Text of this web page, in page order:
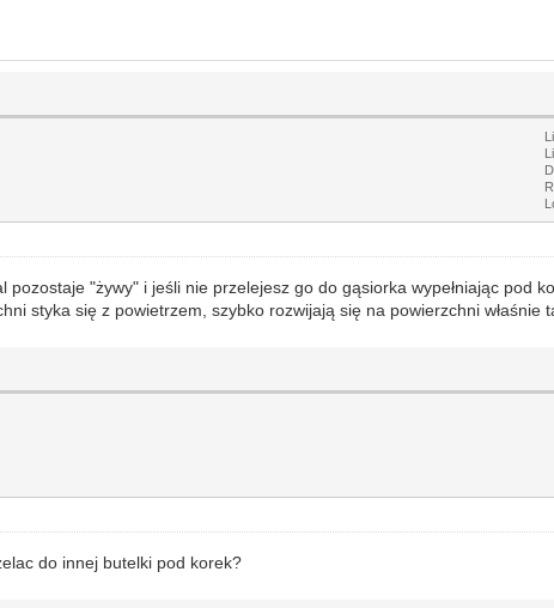
"żywy" i jeśli nie przelejesz go do gąsiorka wypełniając pod
styka się z powietrzem, szybko rozwijają się na powierzchni właśnie
do innej butelki pod korek?